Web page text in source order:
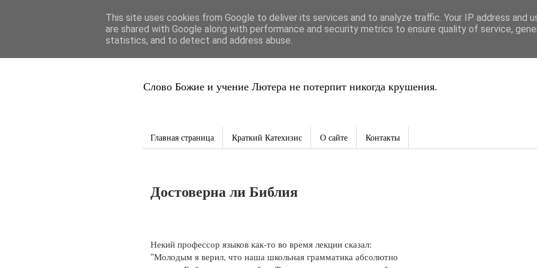
Благая Весть
Слово Божие и учение Лютера не потерпит никогда крушения.
Главная страница Краткий Катехизис О сайте Контакты
Достоверна ли Библия
Некий профессор языков как-то во время лекции сказал:
"Молодым я верил, что наша школьная грамматика абсолютно
This site uses cookies from Google to deliver its services and to analyze traffic. Your IP address and
are shared with Google along with performance and security metrics to ensure quality of service,
statistics, and to detect and address abuse.